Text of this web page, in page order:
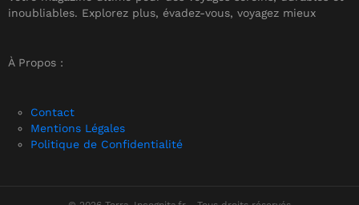
inoubliables. Explorez plus, évadez-vous, voyagez mieux
À Propos :
Contact
Mentions Légales
Politique de Confidentialité